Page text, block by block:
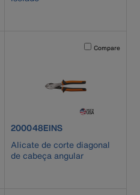
element will cause content on the page to
Activating this
Compare
product number 200048EINS
200048EINS
Alicate de corte diagonal
de cabeça angular